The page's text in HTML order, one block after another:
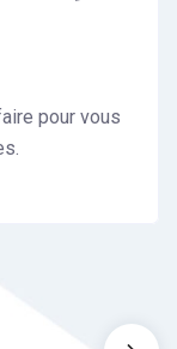
pour vous